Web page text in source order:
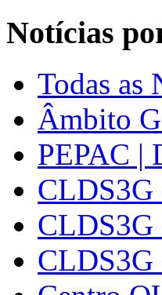
Notícias
Todas as
Âmbito
PEPAC |
CLDS3G